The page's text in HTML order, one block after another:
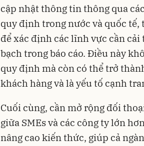
cập nhật thông tin thông qua
quy định trong nước và quốc
để xác định các lĩnh vực cần
bạch trong báo cáo. Điều này
quy định mà còn có thể trở
khách hàng và là yếu tố cạnh
Cuối cùng, cần mở rộng đối
giữa SMEs và các công ty lớn
nâng cao kiến thức, giúp cả